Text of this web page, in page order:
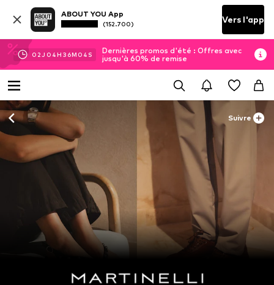
ABOUT YOU App
(152.700) Vers l'app
02J 04H 36M 04 S
Dernières promos d'été : Offres avec
jusqu'à 60% de remise
Suivre